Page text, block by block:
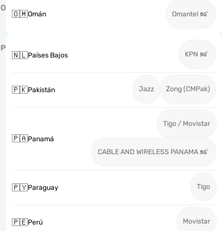
O
🇴🇲Omán Omantel
P
🇳🇱Países Bajos KPN
🇵🇰Pakistán Jazz Zong (CMPak)
🇵🇦Panamá
Tigo / Movistar
CABLE AND WIRELESS PANAMA
🇵🇾Paraguay Tigo
🇵🇪Perú Movistar